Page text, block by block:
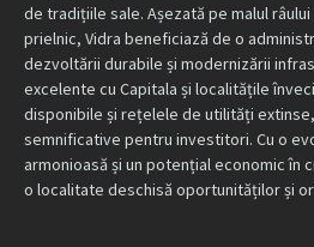
de tradițiile sale. Așezată pe malul
prielnic, Vidra beneficiază de o
dezvoltării durabile și modernizării
excelente cu Capitala și localitățile
disponibile și rețelele de utilități
semnificative pentru investitori. Cu o
armonioasă și un potențial economic în
o localitate deschisă oportunităților și